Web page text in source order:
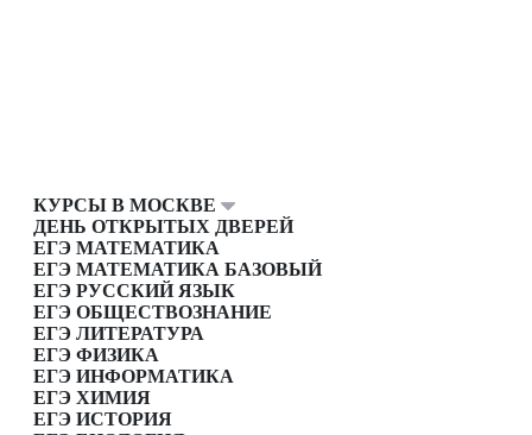
КУРСЫ В МОСКВЕ
ДЕНЬ ОТКРЫТЫХ ДВЕРЕЙ
ЕГЭ МАТЕМАТИКА
ЕГЭ МАТЕМАТИКА БАЗОВЫЙ
ЕГЭ РУССКИЙ ЯЗЫК
ЕГЭ ОБЩЕСТВОЗНАНИЕ
ЕГЭ ЛИТЕРАТУРА
ЕГЭ ФИЗИКА
ЕГЭ ИНФОРМАТИКА
ЕГЭ ХИМИЯ
ЕГЭ ИСТОРИЯ